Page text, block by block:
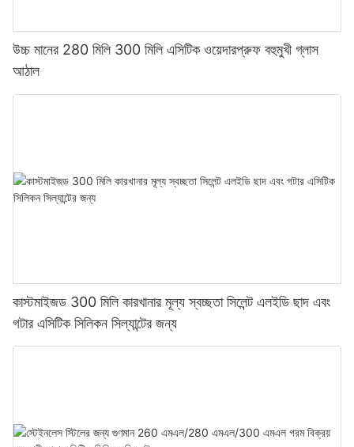
উচ্চ মানের 280 মিলি 300 মিলি এসিটিক ওয়েদারপ্রুফ বহুমুখী গ্লাস
আঠাল
কাস্টমাইজড 300 মিলি কারখানার মূল্য স্বচ্ছতা সিলেন্ট এলইডি ছাদ এবং
গটার এসিটিক সিলিকন সিল্যান্টের জন্য